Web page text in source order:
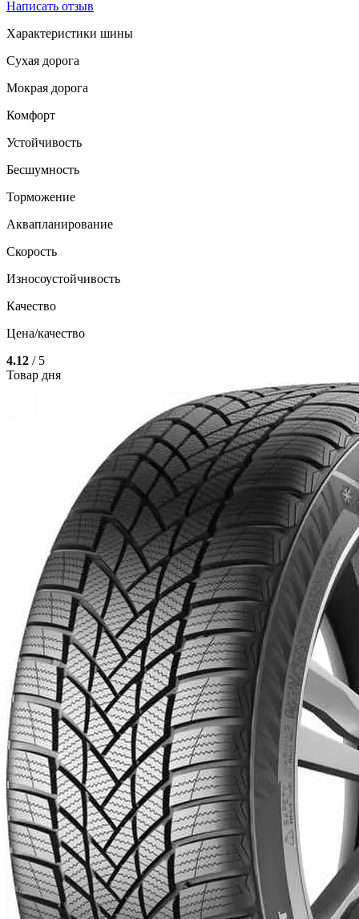
Написать отзыв
Характеристики шины
Сухая дорога
Мокрая дорога
Комфорт
Устойчивость
Бесшумность
Торможение
Аквапланирование
Скорость
Износоустойчивость
Качество
Цена/качество
4.12 / 5
Товар дня